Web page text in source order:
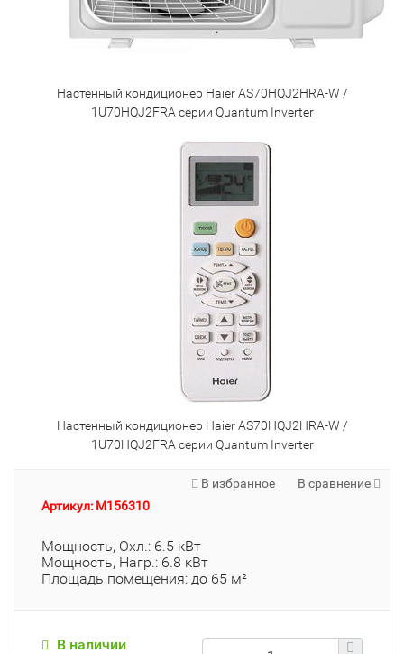
Настенный кондиционер Haier AS70HQJ2HRA-W /
1U70HQJ2FRA серии Quantum Inverter
Настенный кондиционер Haier AS70HQJ2HRA-W /
1U70HQJ2FRA серии Quantum Inverter
В избранное
В сравнение
Артикул: M156310
Мощность, Охл.: 6.5 кВт
Мощность, Нагр.: 6.8 кВт
Площадь помещения: до 65 м²
В наличии